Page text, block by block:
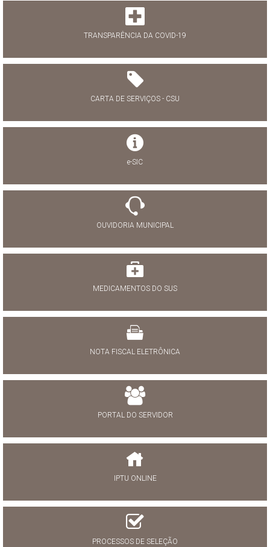
TRANSPARÊNCIA DA COVID-19
CARTA DE SERVIÇOS - CSU
e-SIC
OUVIDORIA MUNICIPAL
MEDICAMENTOS DO SUS
NOTA FISCAL ELETRÔNICA
PORTAL DO SERVIDOR
IPTU ONLINE
PROCESSOS DE SELEÇÃO